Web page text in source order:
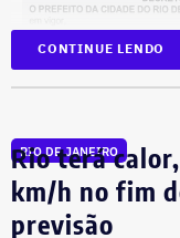
Na Secretaria
permaneceu até
(Republicanos)
passou o rodo nos
CONTINUE LENDO
RIO DE JANEIRO
Rio terá
km/h no fim
previsão